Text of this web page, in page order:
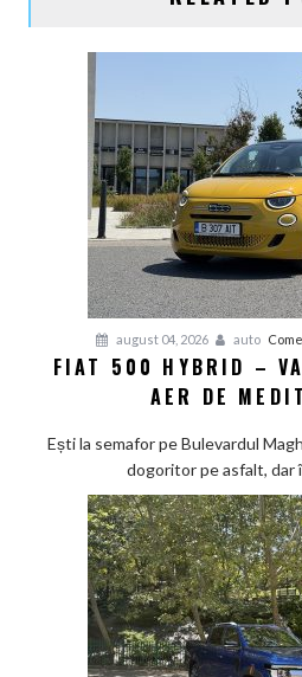
august 04, 2026 auto
FIAT 500 HYBRID –
AER DE
Ești la semafor pe Bulevardul
dogoritor pe asfalt, dar